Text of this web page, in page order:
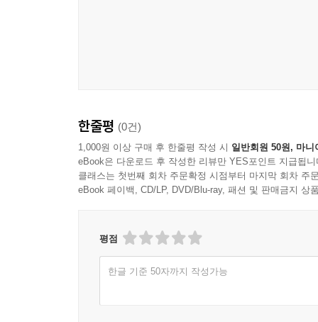
한줄평 (0건)
1,000원 이상 구매 후 한줄평 작성 시 일반회원 50원, 마니
eBook은 다운로드 후 작성한 리뷰만 YES포인트 지급됩니
클래스는 첫번째 회차 주문확정 시점부터 마지막 회차 주
eBook 페이백, CD/LP, DVD/Blu-ray, 패션 및 판매금지 상
평점
한글 기준 50자까지 작성가능